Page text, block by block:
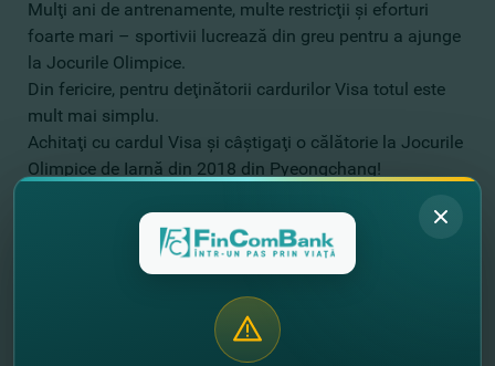
Mulţi ani de antrenamente, multe restricţii şi eforturi
foarte mari – sportivii lucrează din greu pentru a ajunge
la Jocurile Olimpice.
Din fericire, pentru deţinătorii cardurilor Visa totul este
mult mai simplu.
Achitaţi cu cardul Visa şi câştigaţi o călătorie la Jocurile
Olimpice de Iarnă din 2018 din Pyeongchang!
Promoţia este valabilă din 15 noiembrie până la 25
Pentru detalii accesaţi cis.visa.com.